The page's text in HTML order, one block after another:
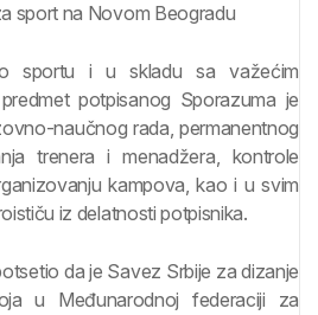
sport na Novom Beogradu
sportu i u skladu sa važećim
potpisanog Sporazuma je
naučnog rada, permanentnog
trenera i menadžera, kontrole
kampova, kao i u svim
iz delatnosti potpisnika.
da je Savez Srbije za dizanje
u Međunarodnoj federaciji za